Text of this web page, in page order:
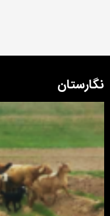
نگارستان